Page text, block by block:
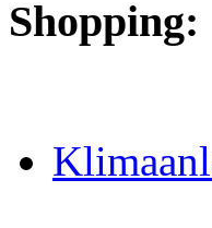
Shopping: